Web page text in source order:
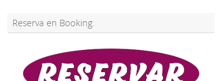
Reserva en Booking: